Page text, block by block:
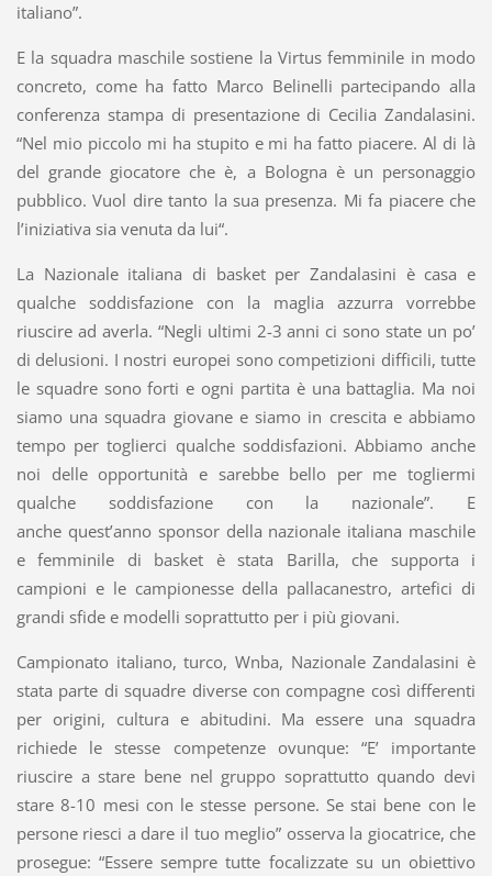
italiano”.
E la squadra maschile sostiene la Virtus femminile in modo
concreto, come ha fatto Marco Belinelli partecipando alla
conferenza stampa di presentazione di Cecilia Zandalasini.
“Nel mio piccolo mi ha stupito e mi ha fatto piacere. Al di là
del grande giocatore che è, a Bologna è un personaggio
pubblico. Vuol dire tanto la sua presenza. Mi fa piacere che
l’iniziativa sia venuta da lui“.
La Nazionale italiana di basket per Zandalasini è casa e
qualche soddisfazione con la maglia azzurra vorrebbe
riuscire ad averla. “Negli ultimi 2-3 anni ci sono state un po’
di delusioni. I nostri europei sono competizioni difficili, tutte
le squadre sono forti e ogni partita è una battaglia. Ma noi
siamo una squadra giovane e siamo in crescita e abbiamo
tempo per toglierci qualche soddisfazioni. Abbiamo anche
noi delle opportunità e sarebbe bello per me togliermi
qualche soddisfazione con la nazionale”. E
anche quest’anno sponsor della nazionale italiana maschile
e femminile di basket è stata Barilla, che supporta i
campioni e le campionesse della pallacanestro, artefici di
grandi sfide e modelli soprattutto per i più giovani.
Campionato italiano, turco, Wnba, Nazionale Zandalasini è
stata parte di squadre diverse con compagne così differenti
per origini, cultura e abitudini. Ma essere una squadra
richiede le stesse competenze ovunque: “E’ importante
riuscire a stare bene nel gruppo soprattutto quando devi
stare 8-10 mesi con le stesse persone. Se stai bene con le
persone riesci a dare il tuo meglio” osserva la giocatrice, che
prosegue: “Essere sempre tutte focalizzate su un obiettivo